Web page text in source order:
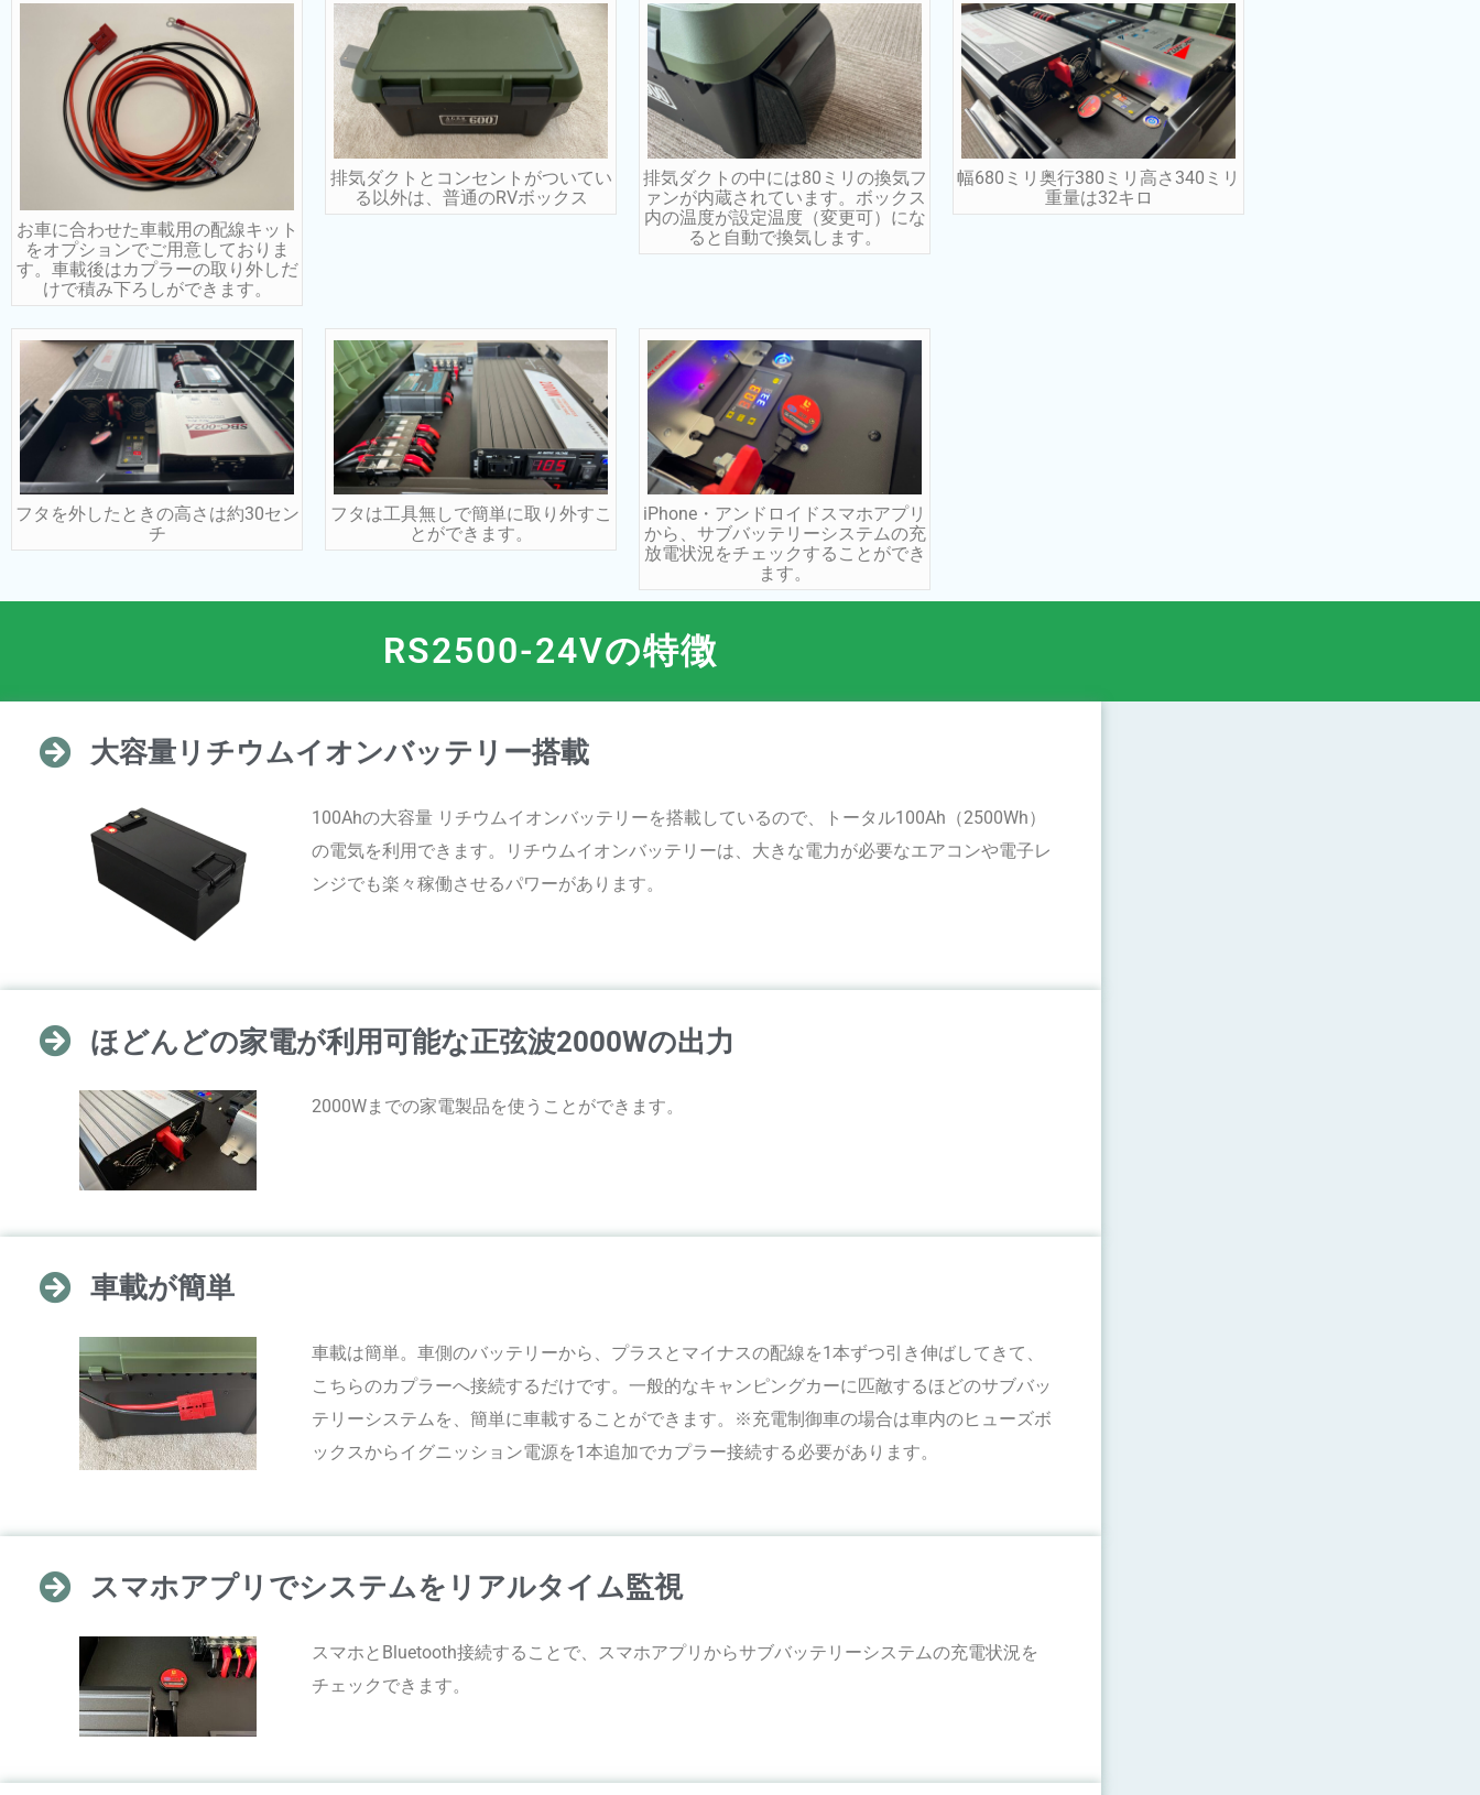
お車に合わせた車載用の配線キット
をオプションでご用意しておりま
す。車載後はカプラーの取り外しだ
けで積み下ろしができます。
排気ダクトとコンセントがついてい
る以外は、普通のRVボックス
排気ダクトの中には80ミリの換気フ
ァンが内蔵されています。ボックス
内の温度が設定温度（変更可）にな
ると自動で換気します。
幅680ミリ奥行380ミリ高さ340ミリ
重量は32キロ
フタを外したときの高さは約30セン
チ
フタは工具無しで簡単に取り外すこ
とができます。
iPhone・アンドロイドスマホアプリ
から、サブバッテリーシステムの充
放電状況をチェックすることができ
ます。
RS2500-24Vの特徴
大容量リチウムイオンバッテリー搭載
100Ahの大容量 リチウムイオンバッテリーを搭載しているので、トータル100Ah（2500Wh）
の電気を利用できます。リチウムイオンバッテリーは、大きな電力が必要なエアコンや電子レ
ンジでも楽々稼働させるパワーがあります。
ほどんどの家電が利用可能な正弦波2000Wの出力
2000Wまでの家電製品を使うことができます。
車載が簡単
車載は簡単。車側のバッテリーから、プラスとマイナスの配線を1本ずつ引き伸ばしてきて、
こちらのカプラーへ接続するだけです。一般的なキャンピングカーに匹敵するほどのサブバッ
テリーシステムを、簡単に車載することができます。※充電制御車の場合は車内のヒューズボ
ックスからイグニッション電源を1本追加でカプラー接続する必要があります。
スマホアプリでシステムをリアルタイム監視
スマホとBluetooth接続することで、スマホアプリからサブバッテリーシステムの充電状況を
チェックできます。